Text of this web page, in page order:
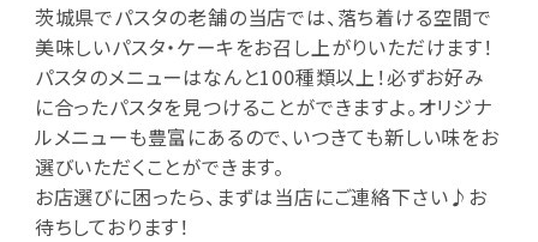
茨城県でパスタの老舗の当店では、落ち着ける空間で
美味しいパスタ・ケーキをお召し上がりいただけます！
パスタのメニューはなんと100種類以上！必ずお好み
に合ったパスタを見つけることができますよ。オリジナ
ルメニューも豊富にあるので、いつきても新しい味をお
選びいただくことができます。
お店選びに困ったら、まずは当店にご連絡下さい♪お
待ちしております！